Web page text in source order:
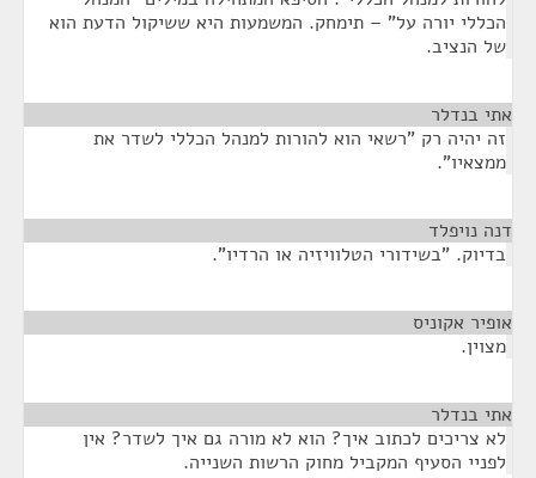
הכללי יורה על" – תימחק. המשמעות היא ששיקול הדעת הוא
של הנציב.
אתי בנדלר
זה יהיה רק "רשאי הוא להורות למנהל הכללי לשדר את
ממצאיו".
דנה נויפלד
בדיוק. "בשידורי הטלוויזיה או הרדיו".
אופיר אקוניס
מצוין.
אתי בנדלר
לא צריכים לכתוב איך? הוא לא מורה גם איך לשדר? אין
לפניי הסעיף המקביל מחוק הרשות השנייה.